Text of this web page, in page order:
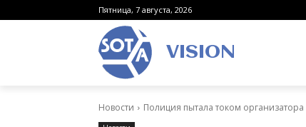
Пятница, 7 августа, 2026
VISION
Новости Полиция пытала током